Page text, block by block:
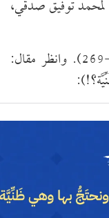
لمحمد توفيق صدقي،
([6]) «ذيل طبقات الحنابلة» (2/ 268-269). وانظر مقال: